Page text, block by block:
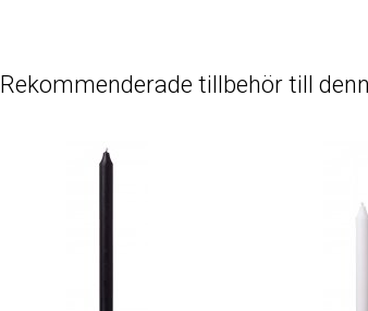
Rekommenderade tillbehör till